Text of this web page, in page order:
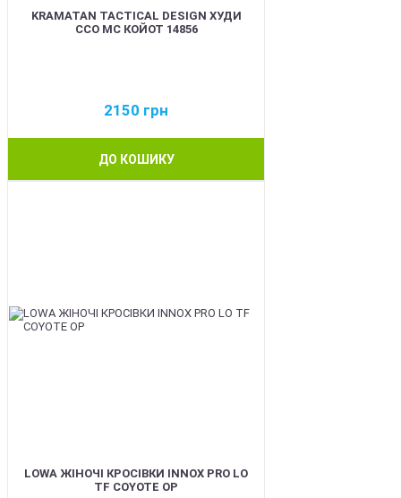
KRAMATAN TACTICAL DESIGN ХУДИ
ССО МС КОЙОТ 14856
2150 грн
ДО КОШИКУ
LOWA ЖІНОЧІ КРОСІВКИ INNOX PRO LO
TF COYOTE OP